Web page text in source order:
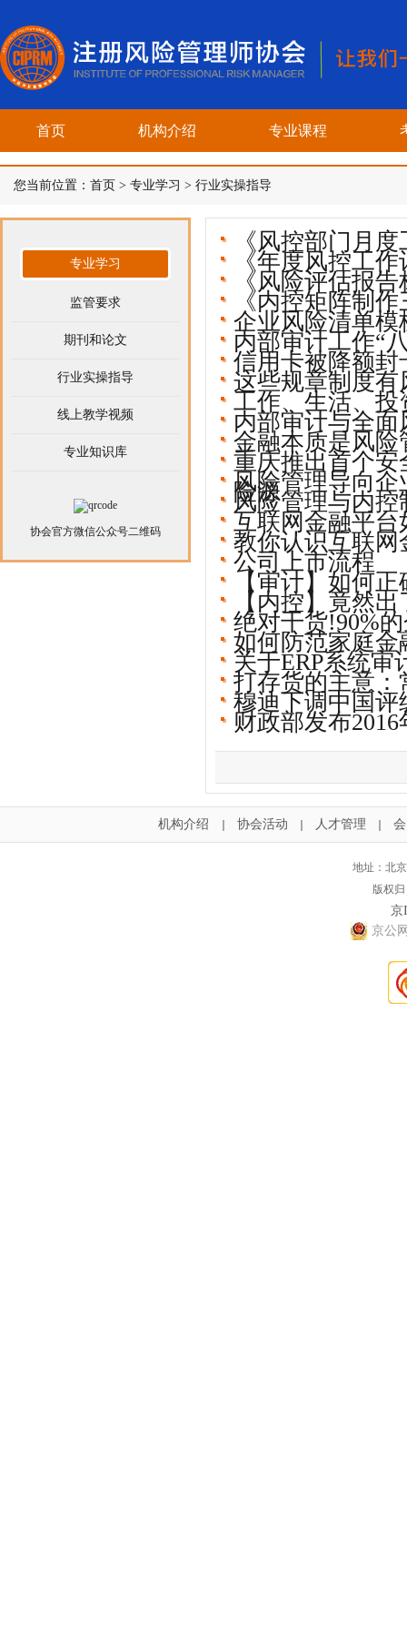
首页 机构介绍 专业课程
您当前位置： 首页 > 专业学习 > 行业实操指导
《风控部门月
《年度风控工
《风险评估报
《内控矩阵制
企业风险清单模
内部审计工作“
信用卡被降额
这些规章制度
工作、生活、
内部审计与全面
金融本质是风险
重庆推出首个
险源
风险管理导向
风险管理与内
互联网金融平
教你认识互联网
公司上市流程
【审计】如何
【内控】竟然
绝对干货!90%
如何防范家庭金
关于ERP系统审
打存货的主意
穆迪下调中国
财政部发布
专业学习
监管要求
期刊和论文
行业实操指导
线上教学视频
专业知识库
协会官方微信公众号二维码
机构介绍 协会活动 人才管理
地址：北
版权
京
京公